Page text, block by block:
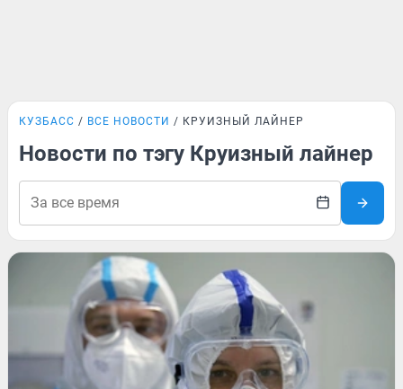
КУЗБАСС ВСЕ НОВОСТИ КРУИЗНЫЙ ЛАЙНЕР
Новости по тэгу Круизный лайнер